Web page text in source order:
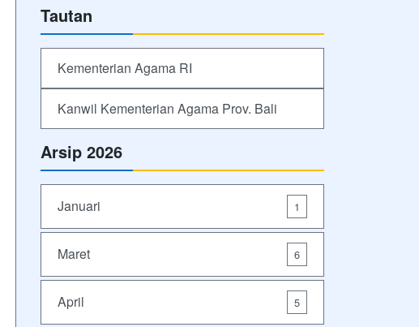
Tautan
Kementerian Agama RI
Kanwil Kementerian Agama Prov. Bali
Arsip 2026
Januari 1
Maret 6
April 5